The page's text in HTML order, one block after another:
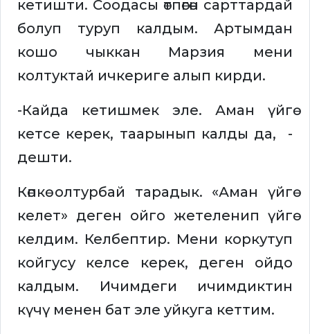
кетишти. Соодасы өтпөгөн сарттардай
болуп туруп калдым. Артымдан
кошо чыккан Марзия мени
колтуктай ичкериге алып кирди.
-Кайда кетишмек эле. Аман үйгө
кетсе керек, таарынып калды да, -
дешти.
Көпкө олтурбай тарадык. «Аман үйгө
келет» деген ойго жетеленип үйгө
келдим. Келбептир. Мени коркутуп
койгусу келсе керек, деген ойдо
калдым. Ичимдеги ичимдиктин
күчү менен бат эле уйкуга кеттим.